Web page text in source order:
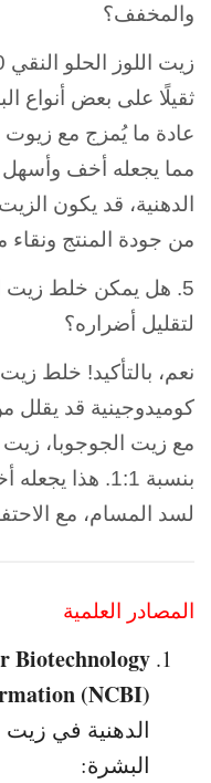
والمخفف؟
عادة ما يُمزج مع زيوت
مما يجعله أخف
الدهنية، قد يكون
من جودة المنتج ونقاء
5. هل يمكن خلط زيت
لتقليل أضراره؟
نعم، بالتأكيد! خلط
كوميدوجينية قد
مع زيت الجوجوبا، زيت
بنسبة 1:1. هذا
لسد المسام، مع
المصادر العلمية
Biotechnology
(NCBI)
الدهنية في زيت
البشرة: